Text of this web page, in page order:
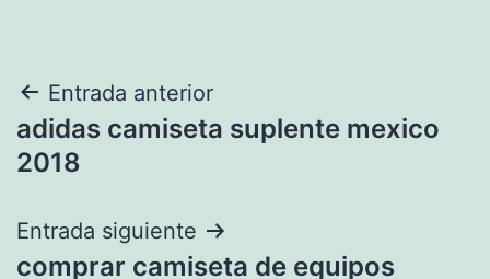
Navegación
de
Entrada anterior
adidas camiseta suplente mexico
2018
Entrada siguiente
comprar camiseta de equipos